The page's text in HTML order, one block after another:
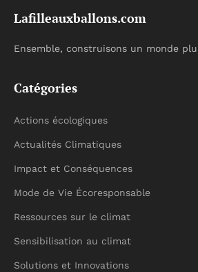
Lafilleauxballons.com
Ensemble, construisons un monde
Catégories
Actions écologiques
Actualités Climatiques
Impact et Conséquences
Mode de Vie Écoresponsable
Ressources sur le climat
Sensibilisation au climat
Solutions et Innovations